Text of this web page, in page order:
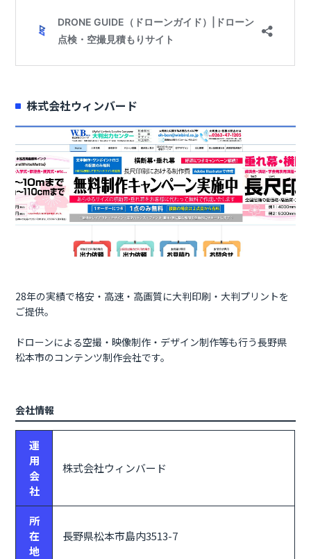
株式会社ウィンバード
28年の実績で格安・高速・高画質に大判印刷・大判プリントを
ご提供。
ドローンによる空撮・映像制作・デザイン制作等も行う長野県
松本市のコンテンツ制作会社です。
会社情報
運
用
会
社
株式会社ウィンバード
所
在
地
長野県松本市島内3513-7